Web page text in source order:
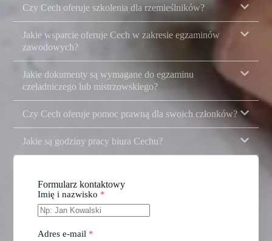
Czy Cech oferuje szkolenia dla rzemieślników?
Jakie wsparcie oferuje Cech w zakresie egzaminów
zawodowych?
Jakie dokumenty są wymagane do egzaminu
czeladniczego lub mistrzowskiego?
Czy Cech oferuje pomoc prawną dla swoich członków?
Jakie są godziny pracy biura Cechu?
Formularz kontaktowy
Imię i nazwisko *
Adres e-mail *